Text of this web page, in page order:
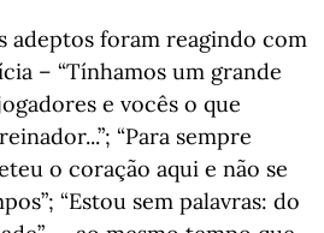
adeptos foram reagindo com
– “Tínhamos um grande
e vocês o que
“Para sempre
o coração aqui e não se
“Estou sem palavras: do